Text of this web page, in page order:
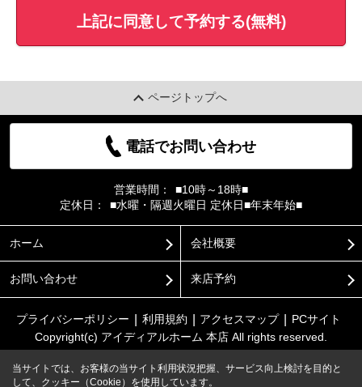
上記に同意して予約する(無料)
ページトップへ
電話でお問い合わせ
営業時間：
■10時～18時■
定休日：
■水曜・隔週火曜日 定休日■年末年始■
ホーム 会社概要
お問い合わせ 来店予約
プライバシーポリシー 利用規約 アクセスマップ
PCサイト
Copyright(c) アイディアルホーム 本店 All rights reserved.
当サイトでは、お客様の当サイト利用状況把握、サービス向上検討を目的と
して、クッキー（Cookie）を使用しています。